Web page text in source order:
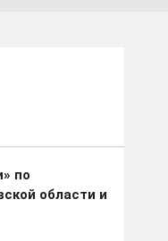
по
области и